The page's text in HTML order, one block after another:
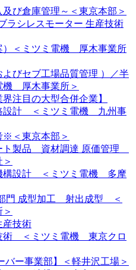
び倉庫管理～＜東京本部＞
ラシレスモーター 生産技術
）＜ミツミ電機 厚木事業所
びセブ工場品質管理 ）／半
厚木事業所＞
注目の大型合併企業】
設計 ＜ミツミ電機 九州事
＜東京本部＞
ト製品 資材調達 原価管理
設計 ＜ミツミ電機 多摩
門 成型加工 射出成型 ＜
技術
術 ＜ミツミ電機 東京クロ
バー事業部】＜軽井沢工場＞